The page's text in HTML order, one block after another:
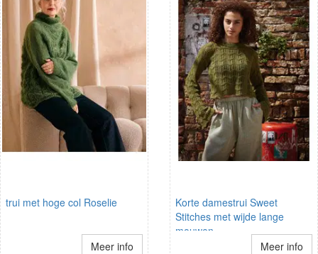
trui met hoge col Roselie
Meer info
Korte damestrui Sweet
Stitches met wijde lange
mouwen
Meer info